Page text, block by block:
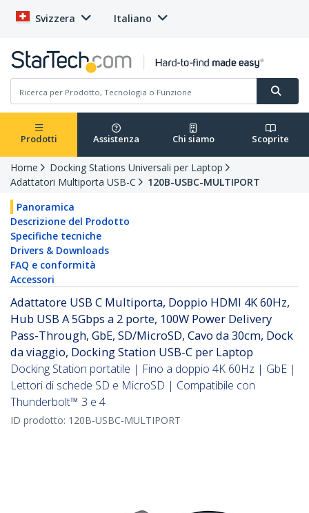
Svizzera Italiano
Prodotti Assistenza Chi siamo Scoprite
Home
Docking Stations Universali per Laptop
Adattatori Multiporta USB-C
120B-USBC-MULTIPORT
Panoramica
Descrizione del Prodotto
Specifiche tecniche
Drivers & Downloads
FAQ e conformità
Accessori
Adattatore USB C Multiporta, Doppio HDMI 4K 60Hz,
Hub USB A 5Gbps a 2 porte, 100W Power Delivery
Pass-Through, GbE, SD/MicroSD, Cavo da 30cm, Dock
da viaggio, Docking Station USB-C per Laptop
Docking Station portatile | Fino a doppio 4K 60Hz | GbE |
Lettori di schede SD e MicroSD | Compatibile con
Thunderbolt™ 3 e 4
ID prodotto: 120B-USBC-MULTIPORT